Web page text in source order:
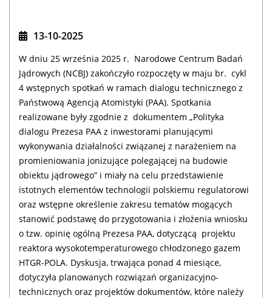
13-10-2025
W dniu 25 września 2025 r. Narodowe Centrum Badań
Jądrowych (NCBJ) zakończyło rozpoczęty w maju br. cykl
4 wstępnych spotkań w ramach dialogu technicznego z
Państwową Agencją Atomistyki (PAA). Spotkania
realizowane były zgodnie z dokumentem „Polityka
dialogu Prezesa PAA z inwestorami planującymi
wykonywania działalności związanej z narażeniem na
promieniowania jonizujące polegającej na budowie
obiektu jądrowego” i miały na celu przedstawienie
istotnych elementów technologii polskiemu regulatorowi
oraz wstępne określenie zakresu tematów mogących
stanowić podstawę do przygotowania i złożenia wniosku
o tzw. opinię ogólną Prezesa PAA, dotyczącą projektu
reaktora wysokotemperaturowego chłodzonego gazem
HTGR-POLA. Dyskusja, trwająca ponad 4 miesiące,
dotyczyła planowanych rozwiązań organizacyjno-
technicznych oraz projektów dokumentów, które należy